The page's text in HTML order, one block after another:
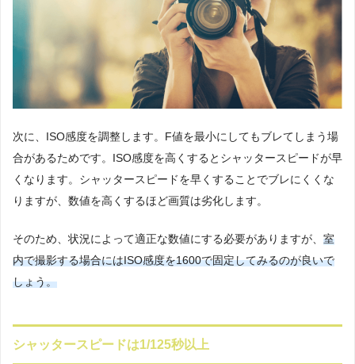
次に、ISO感度を調整します。F値を最小にしてもブレてしまう場
合があるためです。ISO感度を高くするとシャッタースピードが早
くなります。シャッタースピードを早くすることでブレにくくな
りますが、数値を高くするほど画質は劣化します。
そのため、状況によって適正な数値にする必要がありますが、 室
内で撮影する場合にはISO感度を1600で固定してみるのが良いで
しょう。
シャッタースピードは1/125秒以上